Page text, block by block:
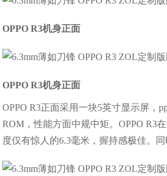
OPPO R3机身正面
OPPO R3机身正面
OPPO R3正面采用一块5英寸显示屏，
ROM，性能方面中规中矩。OPPO R3
度仅有惊人的6.3毫米，握持感极佳。